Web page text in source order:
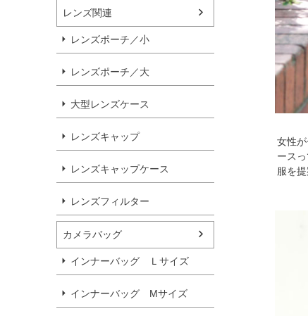
レンズ関連
レンズポーチ／小
レンズポーチ／大
大型レンズケース
レンズキャップ
レンズキャップケース
レンズフィルター
カメラバッグ
インナーバッグ Ｌサイズ
インナーバッグ Мサイズ
女性
ース
服を